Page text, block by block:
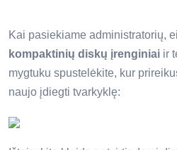
Kai pasiekiame administratorių,
kompaktinių diskų įrenginiai ir
mygtuku spustelėkite, kur
naujo įdiegti tvarkyklę: